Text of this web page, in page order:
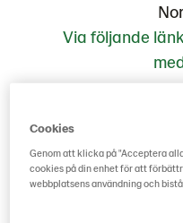
Via följande
Cookies
Genom att klicka på "Acceptera
cookies på din enhet för att
webbplatsens användning och